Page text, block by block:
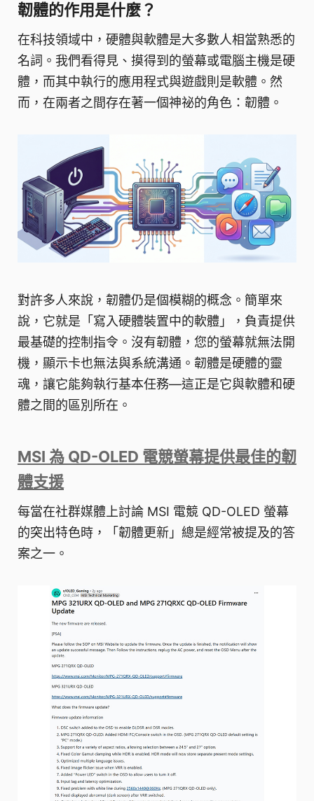
韌體的作用是什麼？
在科技領域中，硬體與軟體是大多數人相當熟悉的
名詞。我們看得見、摸得到的螢幕或電腦主機是硬
體，而其中執行的應用程式與遊戲則是軟體。然
而，在兩者之間存在著一個神祕的角色：韌體。
對許多人來說，韌體仍是個模糊的概念。簡單來
說，它就是「寫入硬體裝置中的軟體」，負責提供
最基礎的控制指令。沒有韌體，您的螢幕就無法開
機，顯示卡也無法與系統溝通。韌體是硬體的靈
魂，讓它能夠執行基本任務—這正是它與軟體和硬
體之間的區別所在。
MSI 為 QD-OLED 電競螢幕提供最佳的韌
體支援
每當在社群媒體上討論 MSI 電競 QD-OLED 螢幕
的突出特色時，「韌體更新」總是經常被提及的答
案之一。